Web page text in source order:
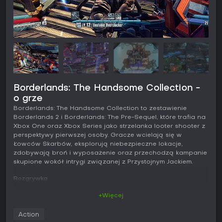
Borderlands: The Handsome Collection -
o grze
Borderlands: The Handsome Collection to zestawienie
Borderlands 2 i Borderlands: The Pre-Sequel, które trafia na
Xbox One oraz Xbox Series jako strzelanka looter shooter z
perspektywy pierwszej osoby. Gracze wcielają się w
Łowców Skarbów, eksplorują niebezpieczne lokacje,
zdobywają broń i wyposażenie oraz przechodzą kampanie
skupione wokół intrygi związanej z Przystojnym Jackiem.
Rozgrywka
+Więcej
Action